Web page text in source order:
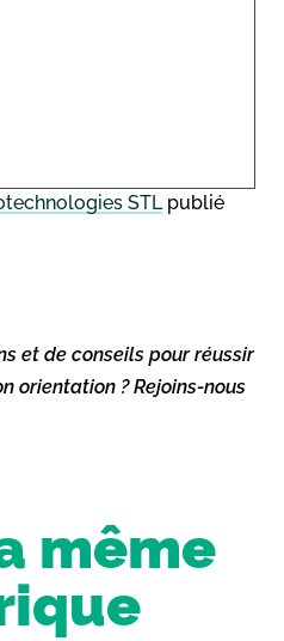
STL publié
et de conseils pour réussir
orientation ? Rejoins-nous
même